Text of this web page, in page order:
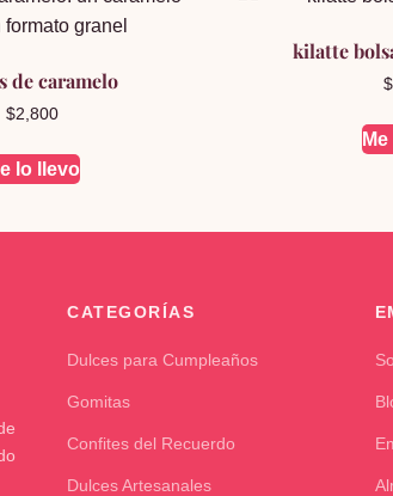
de caramelo
$2,800
lo llevo
kilatte
$
CATEGORÍAS
Dulces para Cumpleaños
Gomitas
Confites del Recuerdo
Dulces Artesanales